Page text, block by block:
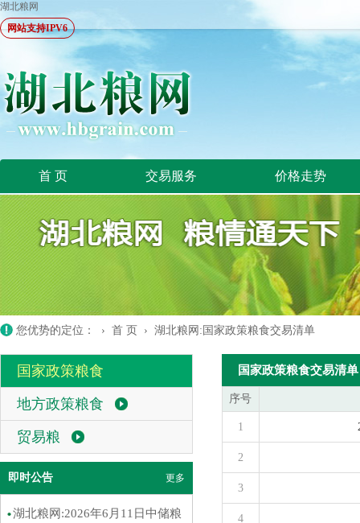
湖北粮网
网站支持IPV6
首 页 交易服务 价格走势
您优势的定位： › 首 页 › 湖北粮网:国家政策粮食交易清单
国家政策粮食
地方政策粮食
贸易粮
即时公告 更多
湖北粮网:2026年6月11日中储粮
国家政策粮食交易清单
序号
1
2
3
4